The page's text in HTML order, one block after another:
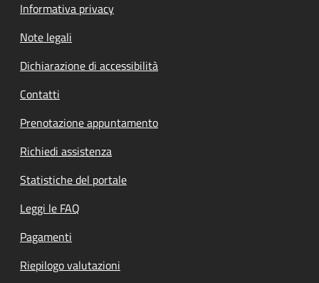
Informativa privacy
Note legali
Dichiarazione di accessibilità
Contatti
Prenotazione appuntamento
Richiedi assistenza
Statistiche del portale
Leggi le FAQ
Pagamenti
Riepilogo valutazioni